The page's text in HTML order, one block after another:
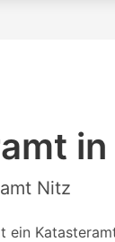
Nitz